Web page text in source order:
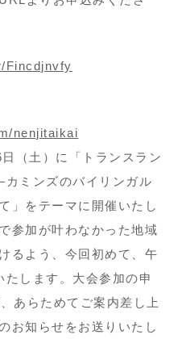
Fincdjnvfy
nenjitaikai
（土）に「トランスラン
ミンズのバイリンガル
」をテーマに開催いたし
参加が叶わなかった地域
るよう、今回初めて、午
します。大会参加の申
あらためてご案内差し上
お知らせをお送りいたし